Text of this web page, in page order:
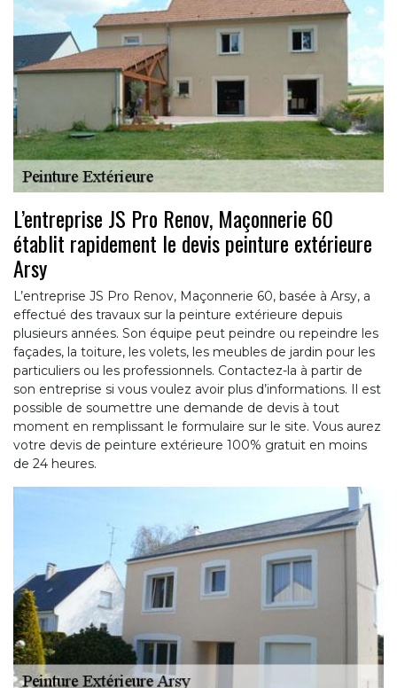
L’entreprise JS Pro Renov, Maçonnerie 60
établit rapidement le devis peinture extérieure
Arsy
L’entreprise JS Pro Renov, Maçonnerie 60, basée à Arsy, a
effectué des travaux sur la peinture extérieure depuis
plusieurs années. Son équipe peut peindre ou repeindre les
façades, la toiture, les volets, les meubles de jardin pour les
particuliers ou les professionnels. Contactez-la à partir de
son entreprise si vous voulez avoir plus d’informations. Il est
possible de soumettre une demande de devis à tout
moment en remplissant le formulaire sur le site. Vous aurez
votre devis de peinture extérieure 100% gratuit en moins
de 24 heures.